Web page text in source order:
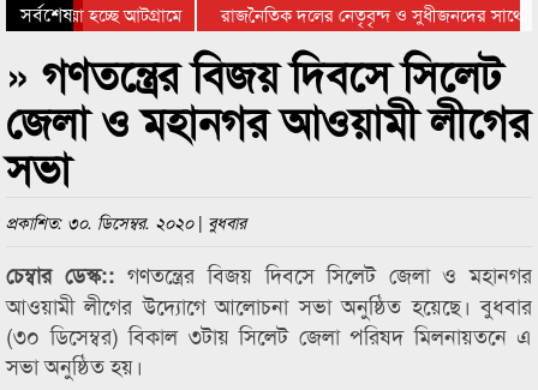
সর্বশেষ
যাওয়া হচ্ছে আটগ্রামে
রাজনৈতিক দলের নেতৃবৃন্দ ও সুধীজনদের সাথে
পুরস্কার বিতরণ সম্পন্ন
সিলেটে বাংলাদেশ গ্রুপ থিয়েটার ফেডারেশানের
» গণতন্ত্রের বিজয় দিবসে সিলেট
জেলা ও মহানগর আওয়ামী লীগের
সভা
প্রকাশিত: ৩০. ডিসেম্বর. ২০২০ | বুধবার
চেম্বার ডেস্ক::গণতন্ত্রের বিজয় দিবসে সিলেট জেলা ও মহানগর
আওয়ামী লীগের উদ্যোগে আলোচনা সভা অনুষ্ঠিত হয়েছে। বুধবার
(৩০ ডিসেম্বর) বিকাল ৩টায় সিলেট জেলা পরিষদ মিলনায়তনে এ
সভা অনুষ্ঠিত হয়।